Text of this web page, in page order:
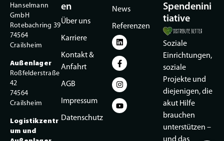
Hanselmann
GmbH
Rotebachring 39
74564
Crailsheim
Außenlager
Roßfelderstraße
42
74564
Crailsheim
Logistikzentr
um und
en
Über uns
Karriere
Kontakt &
Anfahrt
AGB
Impressum
Datenschutz
News
Referenzen
Spendenini
tiative
Soziale
Einrichtungen,
soziale
Projekte und
diejenigen, die
akut Hilfe
brauchen
unterstützen –